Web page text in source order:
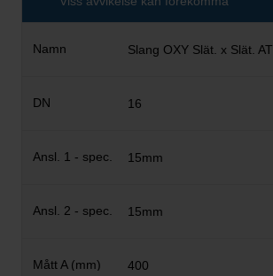
Slang OXY Slät. x Slät. AT
16
15mm
15mm
400